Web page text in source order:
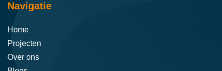
Navigatie
Home
Projecten
Over ons